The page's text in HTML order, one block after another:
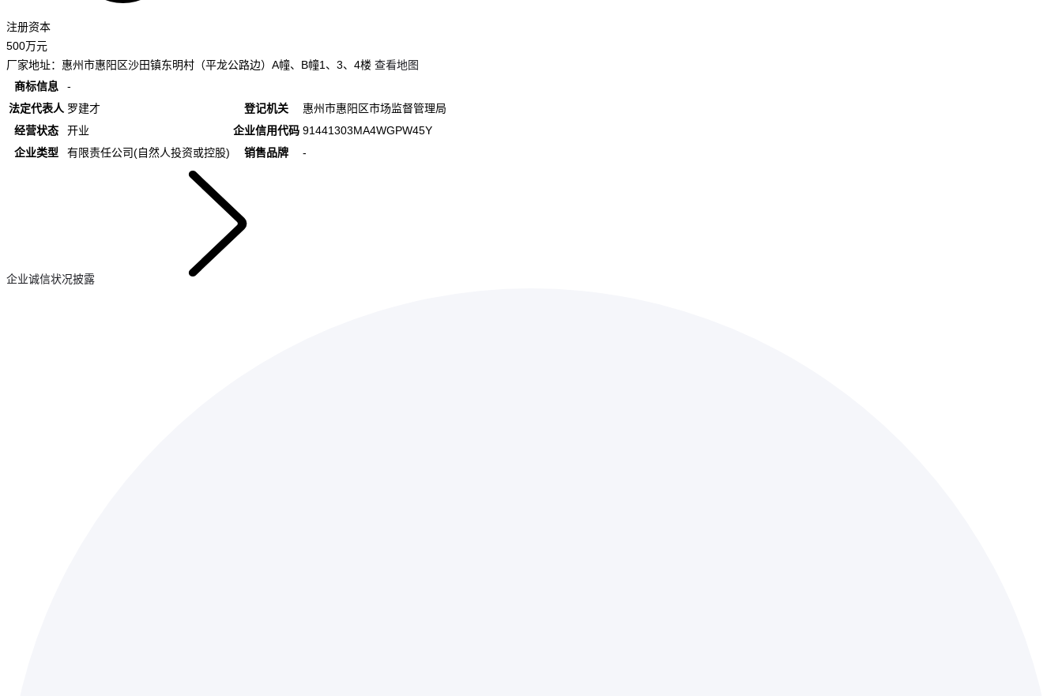
注册资本
500万元
厂家地址： 惠州市惠阳区沙田镇东明村（平龙公路边）A幢、B幢1、3、4楼 查看地图
商标信息
-
法定代表人 罗建才 登记机关
惠州市惠阳区市场监督管理局
经营状态
开业 企业信用代码 91441303MA4WGPW45Y
企业类型
有限责任公司(自然人投资或控股) 销售品牌 -
企业诚信状况披露